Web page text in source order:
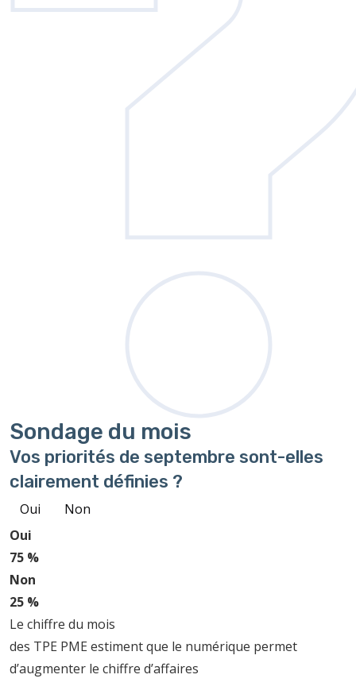
Sondage du mois
Vos priorités de septembre sont-elles
clairement définies ?
Oui
Non
Oui
75 %
Non
25 %
Le chiffre du mois
des TPE PME estiment que le numérique permet
d’augmenter le chiffre d’affaires